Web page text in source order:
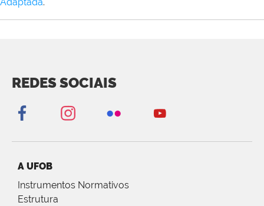
REDES SOCIAIS
A UFOB
Instrumentos Normativos
Estrutura